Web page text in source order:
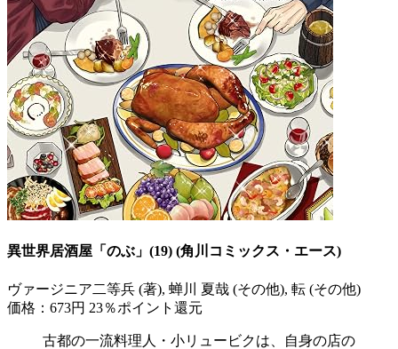
異世界居酒屋「のぶ」(19) (角川コミックス・エース)
ヴァージニア二等兵 (著), 蝉川 夏哉 (その他), 転 (その他)
価格：673円 23％ポイント還元
古都の一流料理人・小リュービクは、自身の店の